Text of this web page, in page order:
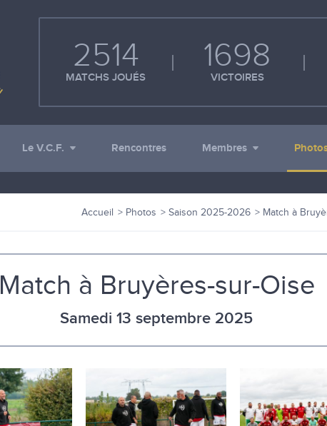
2514
MATCHS JOUÉS
1698
VICTOIRES
Le V.C.F. Rencontres Membres
Accueil Photos Saison 2025-2026 Match à
Match à Bruyères-sur-Oise
Samedi 13 septembre 2025